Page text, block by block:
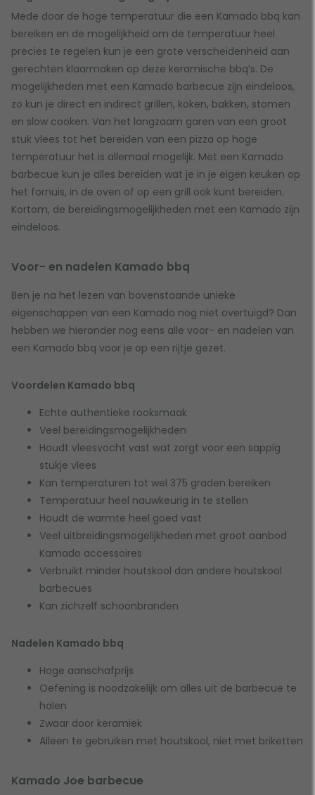
Mede door de hoge temperatuur die een Kamado bbq kan
bereiken en de mogelijkheid om de temperatuur heel
precies te regelen kun je een grote verscheidenheid aan
gerechten klaarmaken op deze keramische bbq’s. De
mogelijkheden met een Kamado barbecue zijn eindeloos,
zo kun je direct en indirect grillen, koken, bakken, stomen
en slow cooken. Van het langzaam garen van een groot
stuk vlees tot het bereiden van een pizza op hoge
temperatuur het is allemaal mogelijk. Met een Kamado
barbecue kun je alles bereiden wat je in je eigen keuken op
het fornuis, in de oven of op een grill ook kunt bereiden.
Kortom, de bereidingsmogelijkheden met een Kamado zijn
eindeloos.
Voor- en nadelen Kamado bbq
Ben je na het lezen van bovenstaande unieke
eigenschappen van een Kamado nog niet overtuigd? Dan
hebben we hieronder nog eens alle voor- en nadelen van
een Kamado bbq voor je op een rijtje gezet.
Voordelen Kamado bbq
Echte authentieke rooksmaak
Veel bereidingsmogelijkheden
Houdt vleesvocht vast wat zorgt voor een sappig
stukje vlees
Kan temperaturen tot wel 375 graden bereiken
Temperatuur heel nauwkeurig in te stellen
Houdt de warmte heel goed vast
Veel uitbreidingsmogelijkheden met groot aanbod
Kamado accessoires
Verbruikt minder houtskool dan andere houtskool
barbecues
Kan zichzelf schoonbranden
Nadelen Kamado bbq
Hoge aanschafprijs
Oefening is noodzakelijk om alles uit de barbecue te
halen
Zwaar door keramiek
Alleen te gebruiken met houtskool, niet met briketten
Kamado Joe barbecue